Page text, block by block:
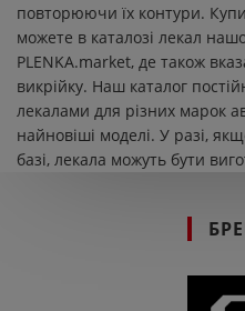
повторюючи їх контури.
можете в каталозі лекал
PLENKA.market, де також
викрійку. Наш каталог
лекалами для різних марок
найновіші моделі. У разі,
базі, лекала можуть бути